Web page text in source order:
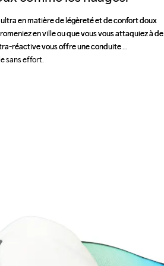
en matière de légèreté et de confort doux
en ville ou que vous vous attaquiez à de
réactive vous offre une conduite
sans effort.
en matière de légèreté et de confort doux
en ville ou que vous vous attaquiez à de
réactive vous offre une conduite